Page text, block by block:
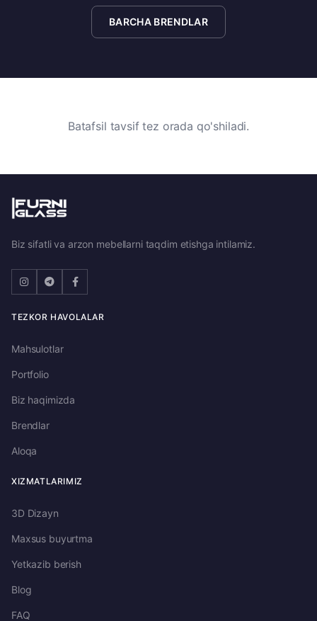
BARCHA BRENDLAR
Batafsil tavsif tez orada qo'shiladi.
Biz sifatli va arzon mebellarni taqdim etishga intilamiz.
TEZKOR HAVOLALAR
Mahsulotlar
Portfolio
Biz haqimizda
Brendlar
Aloqa
XIZMATLARIMIZ
3D Dizayn
Maxsus buyurtma
Yetkazib berish
Blog
FAQ